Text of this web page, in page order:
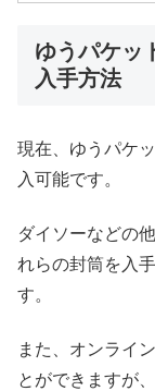
ゆうパケッ
入手方法
現在、ゆうパケ
入可能です。
ダイソーなどの
れらの封筒を入
す。
また、オンライ
とができますが